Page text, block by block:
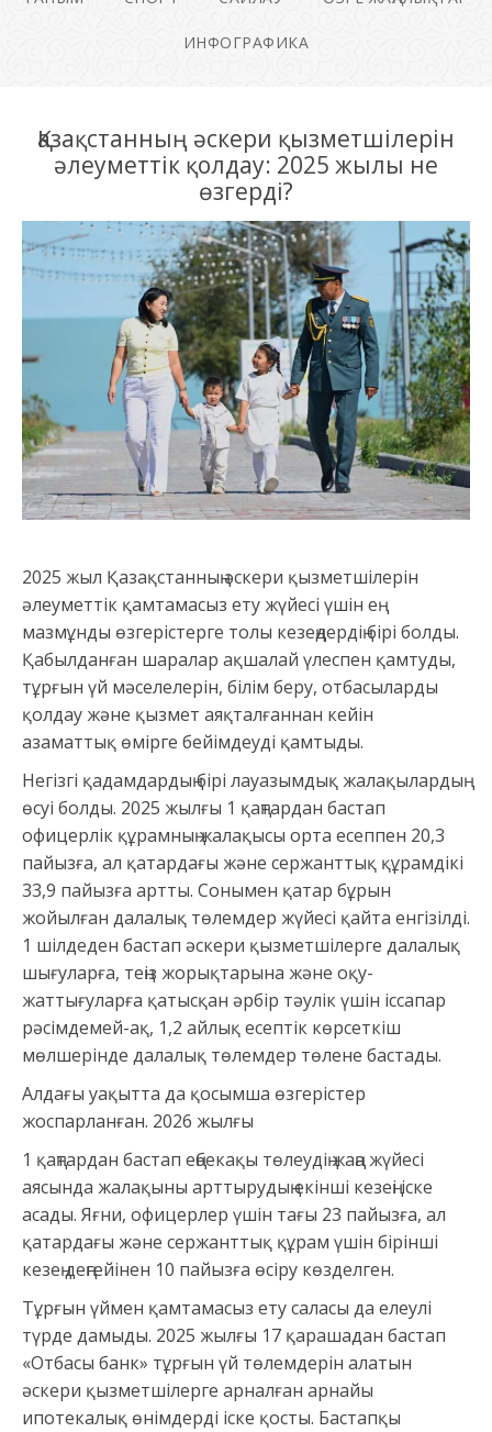
ИНФОГРАФИКА
Қазақстанның әскери қызметшілерін
әлеуметтік қолдау: 2025 жылы не
өзгерді?
2025 жыл Қазақстанның әскери қызметшілерін
әлеуметтік қамтамасыз ету жүйесі үшін ең
мазмұнды өзгерістерге толы кезеңдердің бірі болды.
Қабылданған шаралар ақшалай үлеспен қамтуды,
тұрғын үй мәселелерін, білім беру, отбасыларды
қолдау және қызмет аяқталғаннан кейін
азаматтық өмірге бейімдеуді қамтыды.
Негізгі қадамдардың бірі лауазымдық жалақылардың
өсуі болды. 2025 жылғы 1 қаңтардан бастап
офицерлік құрамның жалақысы орта есеппен 20,3
пайызға, ал қатардағы және сержанттық құрамдікі
33,9 пайызға артты. Сонымен қатар бұрын
жойылған далалық төлемдер жүйесі қайта енгізілді.
1 шілдеден бастап әскери қызметшілерге далалық
шығуларға, теңіз жорықтарына және оқу-
жаттығуларға қатысқан әрбір тәулік үшін іссапар
рәсімдемей-ақ, 1,2 айлық есептік көрсеткіш
мөлшерінде далалық төлемдер төлене бастады.
Алдағы уақытта да қосымша өзгерістер
жоспарланған. 2026 жылғы
1 қаңтардан бастап еңбекақы төлеудің жаңа жүйесі
аясында жалақыны арттырудың екінші кезеңі іске
асады. Яғни, офицерлер үшін тағы 23 пайызға, ал
қатардағы және сержанттық құрам үшін бірінші
кезең деңгейінен 10 пайызға өсіру көзделген.
Тұрғын үймен қамтамасыз ету саласы да елеулі
түрде дамыды. 2025 жылғы 17 қарашадан бастап
«Отбасы банк» тұрғын үй төлемдерін алатын
әскери қызметшілерге арналған арнайы
ипотекалық өнімдерді іске қосты. Бастапқы